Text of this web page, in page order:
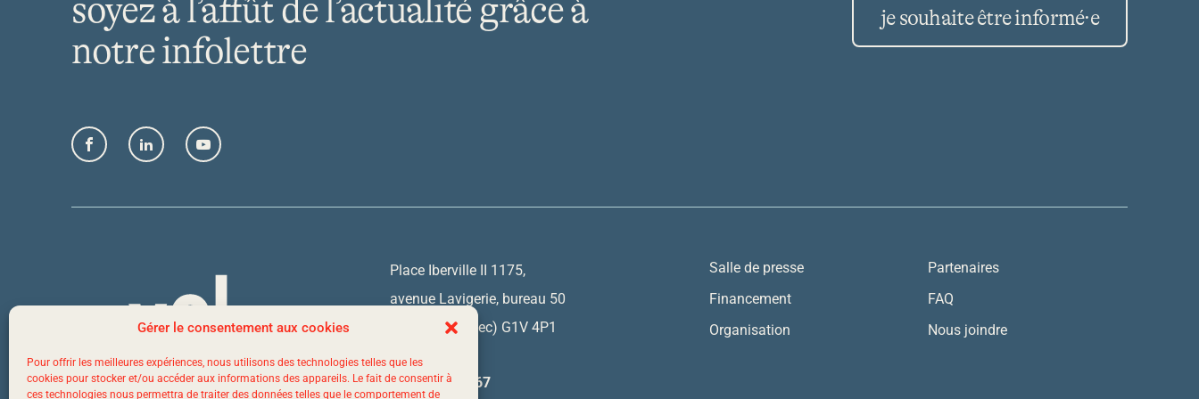
Gérer le consentement aux cookies
Pour offrir les meilleures expériences, nous utilisons des technologies telles que les
cookies pour stocker et/ou accéder aux informations des appareils. Le fait de consentir à
ces technologies nous permettra de traiter des données telles que le comportement de
soyez à l’affût de l’actualité grâce à
notre infolettre
FacebookLinkedIn YouTube
je souhaite être informé·e
Place Iberville II 1175,
avenue Lavigerie, bureau 50
Québec (Québec) G1V 4P1
1 844 523-7767
Salle de presse
Financement
Organisation
Partenaires
FAQ
Nous joindre